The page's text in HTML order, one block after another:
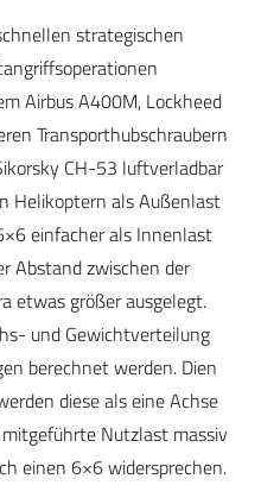
strategischen
Airbus A400M, Lockheed
Transporthubschraubern
CH-53 luftverladbar
Helikoptern als Außenlast
einfacher als Innenlast
Abstand zwischen der
etwas größer ausgelegt.
und Gewichtverteilung
berechnet werden. Dien
diese als eine Achse
Nutzlast massiv
einen 6×6 widersprechen.